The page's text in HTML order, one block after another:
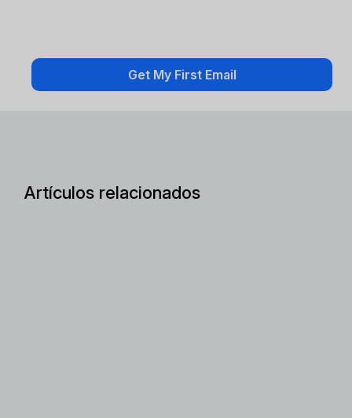
Artículos relacionados